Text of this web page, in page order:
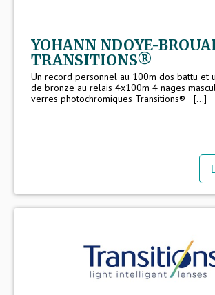
YOHANN NDOYE-
TRANSITIONS®
Un record personnel au 100m dos battu et
de bronze au relais 4x100m 4 nages
verres photochromiques Transitions® [...]